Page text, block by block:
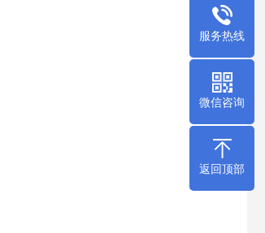
服务热线
微信咨询
返回顶部